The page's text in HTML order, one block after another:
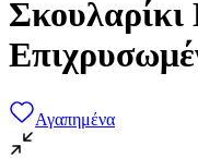
Αγαπημένα